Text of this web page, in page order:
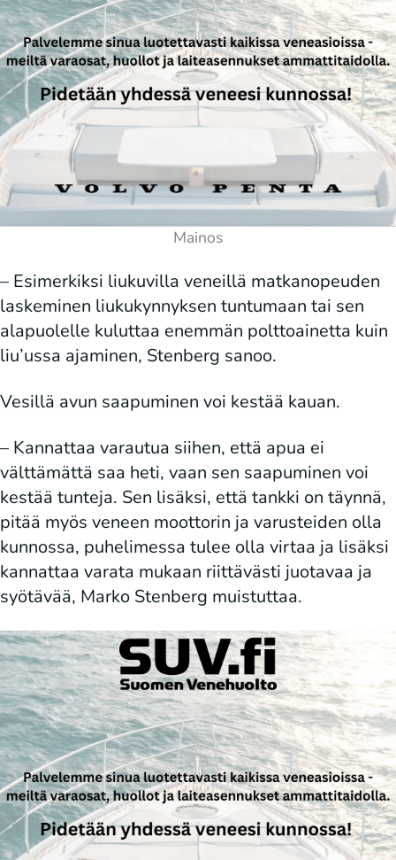
– Esimerkiksi liukuvilla veneillä matkanopeuden
laskeminen liukukynnyksen tuntumaan tai sen
alapuolelle kuluttaa enemmän polttoainetta kuin
liu’ussa ajaminen, Stenberg sanoo.
Vesillä avun saapuminen voi kestää kauan.
– Kannattaa varautua siihen, että apua ei
välttämättä saa heti, vaan sen saapuminen voi
kestää tunteja. Sen lisäksi, että tankki on täynnä,
pitää myös veneen moottorin ja varusteiden olla
kunnossa, puhelimessa tulee olla virtaa ja lisäksi
kannattaa varata mukaan riittävästi juotavaa ja
syötävää, Marko Stenberg muistuttaa.